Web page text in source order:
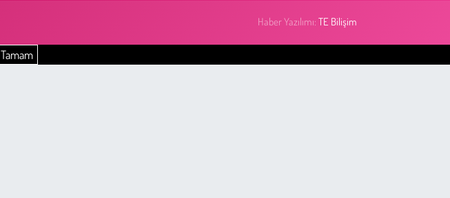
Haber Yazılımı:TE Bilişim
Tamam